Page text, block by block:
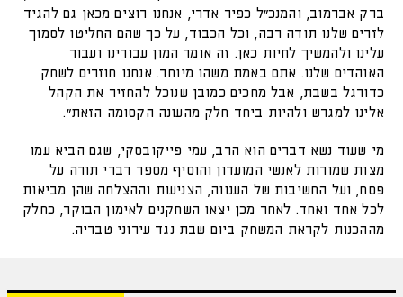
ברק אברמוב, והמנכ"ל כפיר אדרי, אנחנו רוצים מכאן גם להגיד
לזרים שלנו תודה רבה, וכל הכבוד, על כך שהם החליטו לסמוך
עלינו ולהמשיך לחיות כאן. זה אומר המון עבורינו ועבור
האוהדים שלנו. אתם באמת משהו מיוחד. אנחנו חוזרים לשחק
כדורגל בשבת, אבל מחכים כמובן שנוכל להחזיר את הקהל
אלינו למגרש ולהיות ביחד חלק מהעונה הקסומה הזאת".
מי שעוד נשא דברים הוא הרב, עמי פייקובסקי, שגם הביא עמו
מצות שמורות לאנשי המועדון והוסיף מספר דברי תורה על
פסח, ועל החשיבות של הענווה, הצניעות וההצלחה שהן מביאות
לכל אחד ואחד. לאחר מכן יצאו השחקנים לאימון הבוקר, כחלק
מההכנות לקראת המשחק ביום שבת נגד עירוני טבריה.